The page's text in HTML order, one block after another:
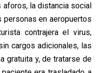
aforos, la distancia social
personas en aeropuertos
contrajera el virus,
cargos adicionales, las
gratuita y, de tratarse de